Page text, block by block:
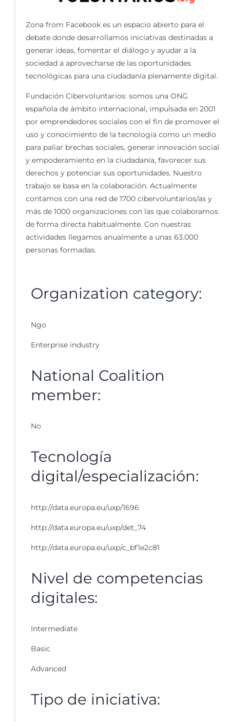
Zona from Facebook es un espacio abierto para el
debate donde desarrollamos iniciativas destinadas a
generar ideas, fomentar el diálogo y ayudar a la
sociedad a aprovecharse de las oportunidades
tecnológicas para una ciudadanía plenamente digital.
Fundación Cibervoluntarios: somos una ONG
española de ámbito internacional, impulsada en 2001
por emprendedores sociales con el fin de promover el
uso y conocimiento de la tecnología como un medio
para paliar brechas sociales, generar innovación social
y empoderamiento en la ciudadanía, favorecer sus
derechos y potenciar sus oportunidades. Nuestro
trabajo se basa en la colaboración. Actualmente
contamos con una red de 1700 cibervoluntarios/as y
más de 1000 organizaciones con las que colaboramos
de forma directa habitualmente. Con nuestras
actividades llegamos anualmente a unas 63.000
personas formadas.
Organization category:
Ngo
Enterprise industry
National Coalition
member:
No
Tecnología
digital/especialización:
http://data.europa.eu/uxp/1696
http://data.europa.eu/uxp/det_74
http://data.europa.eu/uxp/c_bf1e2c81
Nivel de competencias
digitales:
Intermediate
Basic
Advanced
Tipo de iniciativa: